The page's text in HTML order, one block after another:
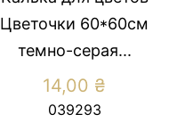
Цветочки 60*60см
темно-серая...
14,00 ₴
039293